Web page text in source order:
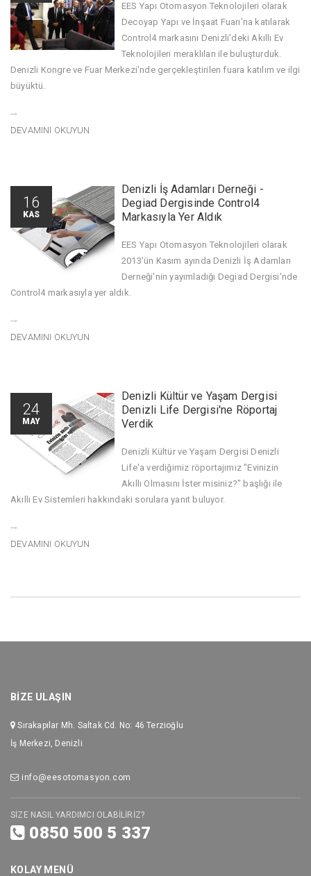
EES Yapı Otomasyon Teknolojileri olarak
Decoyap Yapı ve İnşaat Fuarı'na katılarak
Control4 markasını Denizli'deki Akıllı Ev
Teknolojileri meraklıları ile buluşturduk.
Denizli Kongre ve Fuar Merkezi'nde gerçekleştirilen fuara katılım ve ilgi
büyüktü.
DEVAMINI OKUYUN
16
KAS
Denizli İş Adamları Derneği -
Degiad Dergisinde Control4
Markasıyla Yer Aldık
EES Yapı Otomasyon Teknolojileri olarak
2013'ün Kasım ayında Denizli İş Adamları
Derneği'nin yayımladığı Degiad Dergisi'nde
Control4 markasıyla yer aldık.
DEVAMINI OKUYUN
24
MAY
Denizli Kültür ve Yaşam Dergisi
Denizli Life Dergisi'ne Röportaj
Verdik
Denizli Kültür ve Yaşam Dergisi Denizli
Life'a verdiğimiz röportajımız "Evinizin
Akıllı Olmasını İster misiniz?" başlığı ile
Akıllı Ev Sistemleri hakkındaki sorulara yanıt buluyor.
DEVAMINI OKUYUN
BİZE ULAŞIN
Sırakapılar Mh. Saltak Cd. No: 46 Terzioğlu
İş Merkezi, Denizli
info@eesotomasyon.com
SİZE NASIL YARDIMCI OLABİLİRİZ?
0850 500 5 337
KOLAY MENÜ